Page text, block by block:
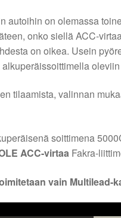
autoihin on olemassa
onko siellä ACC-
on oikea. Usein
tilaamista, valinnan
soittimena
ACC-virtaa Fakra-
vain Multilead-